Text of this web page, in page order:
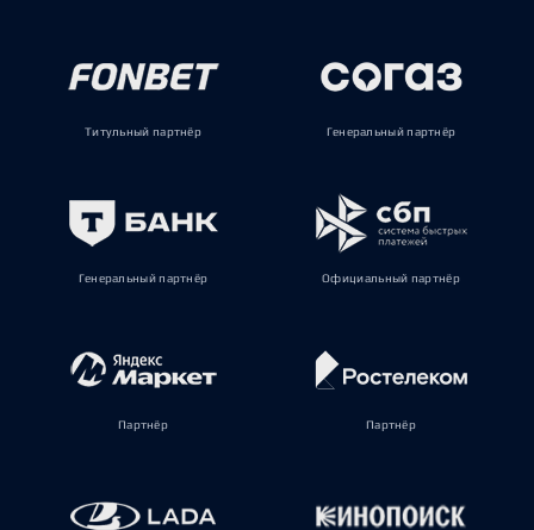
Титульный партнёр Генеральный партнёр
Генеральный партнёр Официальный партнёр
Партнёр Партнёр